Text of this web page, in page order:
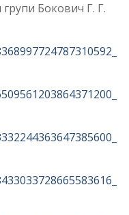
Бокович Г. Г.